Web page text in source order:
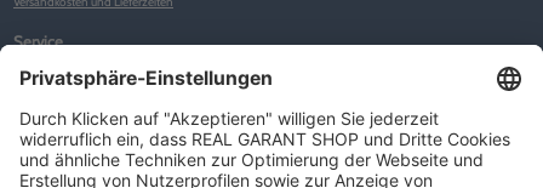
Service
Warenkorb
Neues Kunden-Konto anlegen
Newsletter
Kontakt
FAQs
Über uns